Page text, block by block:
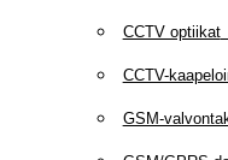
CCTV optiikat
CCTV-
GSM-